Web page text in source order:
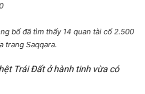
bố đã tìm thấy 14 quan tài cổ 2.500
trang Saqqara.
Trái Đất ở hành tinh vừa có